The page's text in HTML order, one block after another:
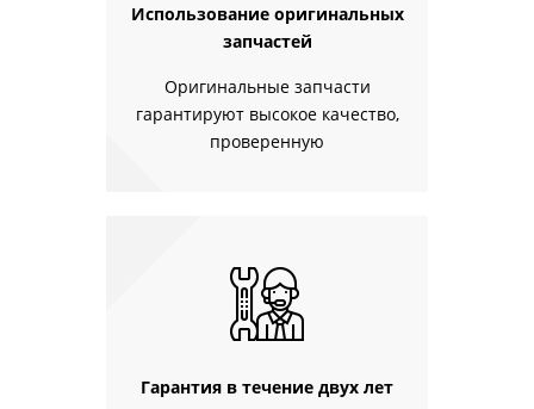
Использование оригинальных
запчастей
Оригинальные запчасти
гарантируют высокое качество,
проверенную
Гарантия в течение двух лет